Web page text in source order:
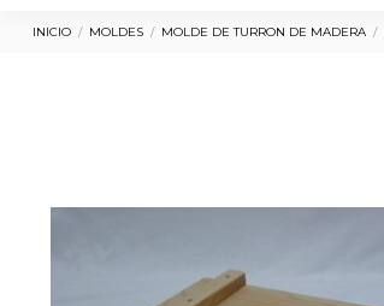
INICIO MOLDES MOLDE DE TURRON DE MADERA